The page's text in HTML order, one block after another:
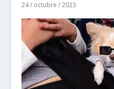
24 / octubre / 2023